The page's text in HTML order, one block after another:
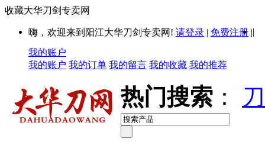
收藏大华刀剑专卖网
嗨，欢迎来到阳江大华刀剑专卖网! 请登录 | 免费注册 ||
我的账户
我的账户 我的订单 我的留言 我的收藏 我的推荐
热门搜索 ：